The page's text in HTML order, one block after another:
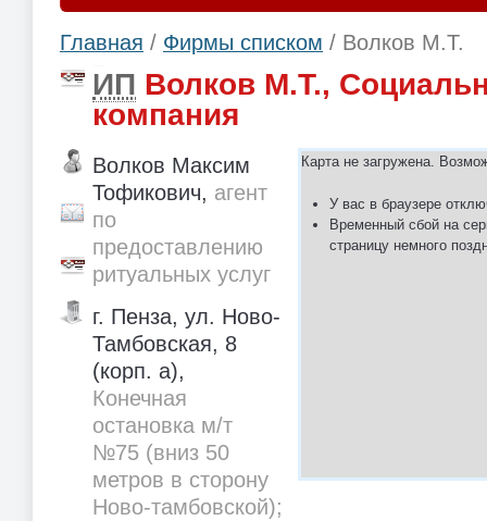
Главная / Фирмы списком / Волков М.Т.
ИП Волков М.Т.,
компания
Карта не загружена.
У вас в браузере
Временный сбой на
страницу немного
Волков Максим
Тофикович, агент
по
предоставлению
ритуальных услуг
г. Пенза, ул. Ново-
Тамбовская, 8
(корп. а),
Конечная
остановка м/т
№75 (вниз 50
метров в сторону
Ново-тамбовской);